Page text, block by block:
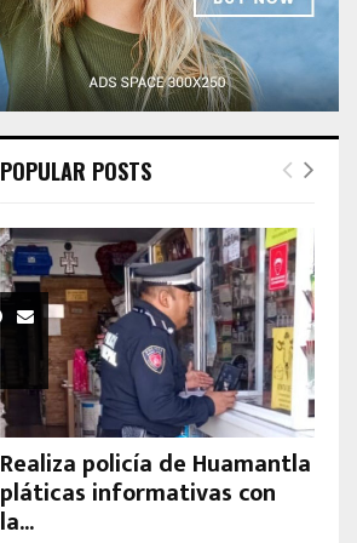
POPULAR POSTS
Realiza policía de Huamantla
pláticas informativas con
la...